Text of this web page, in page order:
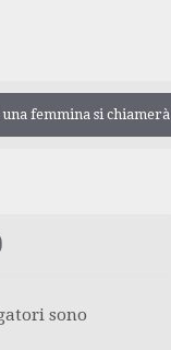
una femmina si chiamerà
sono